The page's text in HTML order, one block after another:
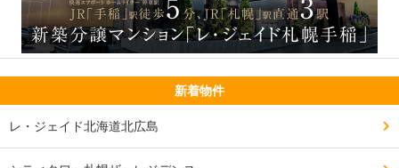
新着物件
レ・ジェイド北海道北広島